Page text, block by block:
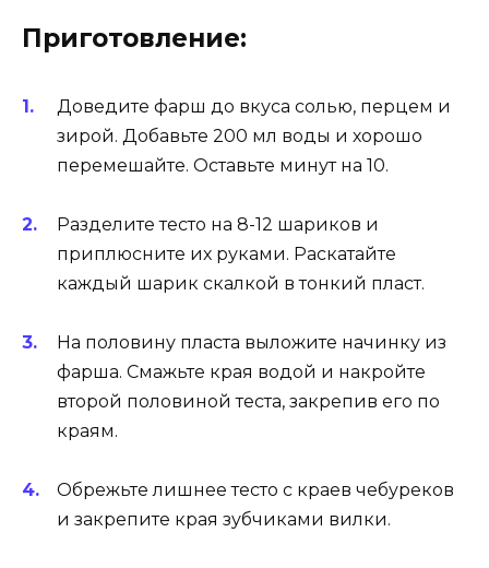
Приготовление:
Доведите фарш до вкуса солью, перцем и
зирой. Добавьте 200 мл воды и хорошо
перемешайте. Оставьте минут на 10.
Разделите тесто на 8-12 шариков и
приплюсните их руками. Раскатайте
каждый шарик скалкой в тонкий пласт.
На половину пласта выложите начинку из
фарша. Смажьте края водой и накройте
второй половиной теста, закрепив его по
краям.
Обрежьте лишнее тесто с краев чебуреков
и закрепите края зубчиками вилки.